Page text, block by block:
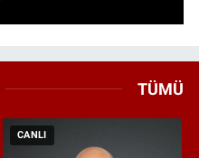
TÜMÜ
CANLI